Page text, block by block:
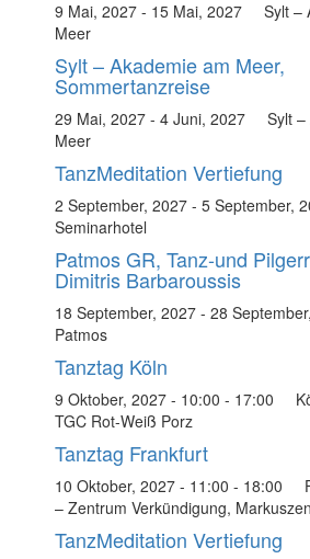
9 Mai, 2027 - 15 Mai, 2027
Sylt –
Meer
Sylt – Akademie am Meer,
Sommertanzreise
29 Mai, 2027 - 4 Juni, 2027
Sylt
Meer
TanzMeditation Vertiefung
2 September, 2027 - 5 September,
Seminarhotel
Patmos GR, Tanz-und
Dimitris Barbaroussis
18 September, 2027 - 28
Patmos
Tanztag Köln
9 Oktober, 2027 - 10:00 - 17:00
TGC Rot-Weiß Porz
Tanztag Frankfurt
10 Oktober, 2027 - 11:00 - 18:00
– Zentrum Verkündigung,
TanzMeditation Vertiefung